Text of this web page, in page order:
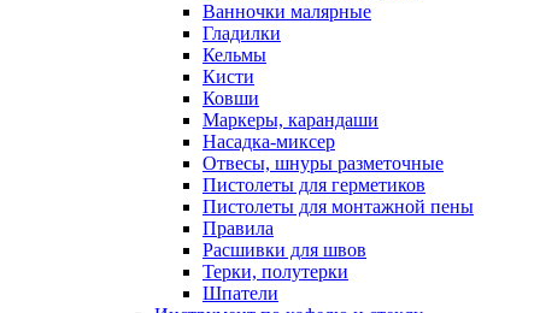
Ванночки малярные
Гладилки
Кельмы
Кисти
Ковши
Маркеры, карандаши
Насадка-миксер
Отвесы, шнуры разметочные
Пистолеты для герметиков
Пистолеты для монтажной пены
Правила
Расшивки для швов
Терки, полутерки
Шпатели